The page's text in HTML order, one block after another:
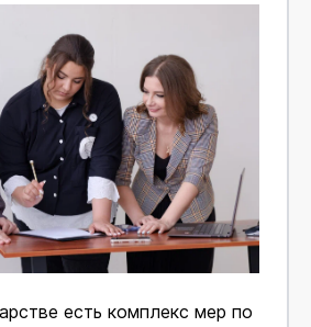
есть комплекс мер по